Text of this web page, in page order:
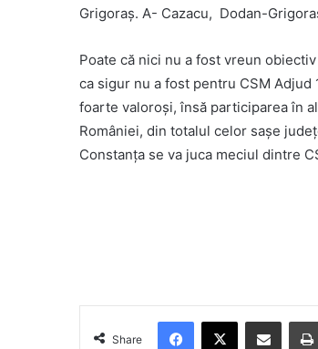
Grigoraș. A- Cazacu, Dodan-
Poate că nici nu a fost vreun
ca sigur nu a fost pentru CSM Adjud
foarte valoroși, însă participarea în
României, din totalul celor sașe
Constanța se va juca meciul dintre
Share